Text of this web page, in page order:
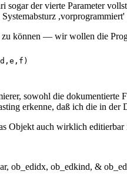
der vierte Parameter
,vorprogrammiert'
können — wir wollen die
sowohl die
erkenne, daß ich die in der
Objekt auch wirklich
ob_edidx, ob_edkind, &